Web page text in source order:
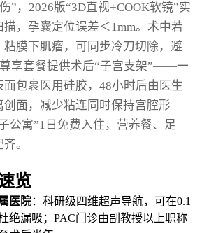
”，2026版“3D直视+COOK软镜”实
，孕囊定位误差＜1mm。术中若
膜下肌瘤，可同步冷刀切除，避
享套餐提供术后“子宫支架”——一
包裹医用硅胶，48小时后由医生
面，减少粘连同时保持宫腔形
公寓”1日免费入住，营养餐、足
。
览
医院：科研级四维超声导航，可在0.1
绝漏吸；PAC门诊由副教授以上职称